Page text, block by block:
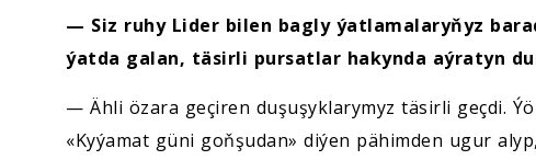
— Siz ruhy Lider bilen bagly ýatlamalaryňyz
ýatda galan, täsirli pursatlar hakynda aýratyn
— Ähli özara geçiren duşuşyklarymyz täsirli geçdi.
«Kyýamat güni goňşudan» diýen pähimden ugur